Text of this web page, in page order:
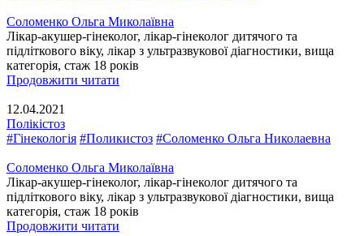
Соломенко Ольга Миколаївна
Лікар-акушер-гінеколог, лікар-гінеколог дитячого та
підліткового віку, лікар з ультразвукової діагностики, вища
категорія, стаж 18 років
Продовжити читати
12.04.2021
Полікістоз
#Гінекологія #Поликистоз #Соломенко Ольга Николаевна
Соломенко Ольга Миколаївна
Лікар-акушер-гінеколог, лікар-гінеколог дитячого та
підліткового віку, лікар з ультразвукової діагностики, вища
категорія, стаж 18 років
Продовжити читати